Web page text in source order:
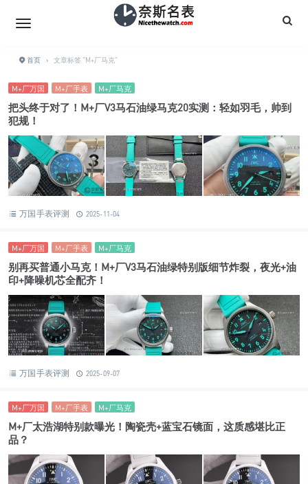
首页 › 文章标签 "M+厂马克"
M+厂万国 M+厂手表 M+厂马克
把头终于对了！M+厂V3马石油绿马克20实测：轻如羽毛，帅到
犯规！
万国手表评测 2025-11-04
M+厂万国 M+厂手表 M+厂马克
别再买普通小马克！M+厂V3马石油绿特别版细节炸裂，夜光+油
印+降噪机芯全配齐！
万国手表评测 2025-09-07
M+厂万国 M+厂手表 M+厂马克
M+厂太浩湖特别款曝光！陶瓷壳+蓝宝石镜面，这质感堪比正
品？